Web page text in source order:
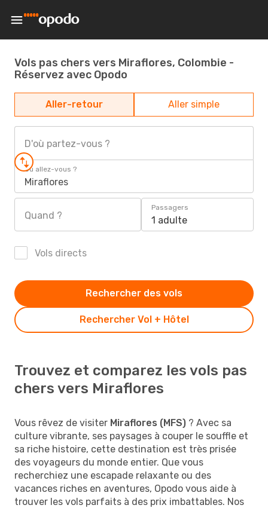
Vols pas chers vers Miraflores, Colombie -
Réservez avec Opodo
Aller-retour Aller simple
D'où partez-vous ?
Où allez-vous ?
Miraflores
Quand ?
Passagers
1 adulte
Vols directs
Rechercher Vol + Hôtel
Rechercher des vols
Trouvez et comparez les vols pas
chers vers Miraflores
Vous rêvez de visiter Miraflores (MFS) ? Avec sa
culture vibrante, ses paysages à couper le souffle et
sa riche histoire, cette destination est très prisée
des voyageurs du monde entier. Que vous
recherchiez une escapade relaxante ou des
vacances riches en aventures, Opodo vous aide à
trouver les vols parfaits à des prix imbattables. Nos